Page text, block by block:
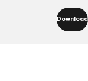
Download